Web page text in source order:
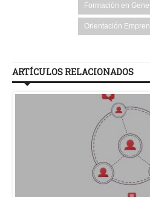
Formación en
Orientación
ARTÍCULOS RELACIONADOS